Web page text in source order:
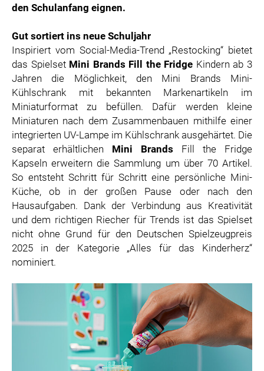
WARNER BROS. DISCOVERY GLOBAL CONSUMER PRODUCTS
ZOOPLUS
RABEA ROGGE
SWITCHBOT
SUPERUM
MEDIA
PRESSEBILDER
PRESSEKONTAKT
den Schulanfang eignen.
Gut sortiert ins neue Schuljahr
Inspiriert vom Social-Media-Trend „Restocking“ bietet
das Spielset Mini Brands Fill the Fridge Kindern ab 3
Jahren die Möglichkeit, den Mini Brands Mini-
Kühlschrank mit bekannten Markenartikeln im
Miniaturformat zu befüllen. Dafür werden kleine
Miniaturen nach dem Zusammenbauen mithilfe einer
integrierten UV-Lampe im Kühlschrank ausgehärtet. Die
separat erhältlichen Mini Brands Fill the Fridge
Kapseln erweitern die Sammlung um über 70 Artikel.
So entsteht Schritt für Schritt eine persönliche Mini-
Küche, ob in der großen Pause oder nach den
Hausaufgaben. Dank der Verbindung aus Kreativität
und dem richtigen Riecher für Trends ist das Spielset
nicht ohne Grund für den Deutschen Spielzeugpreis
2025 in der Kategorie „Alles für das Kinderherz“
nominiert.